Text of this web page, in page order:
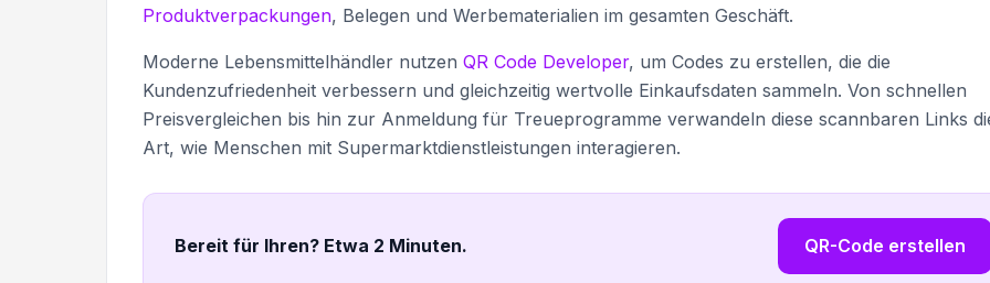
Produktverpackungen, Belegen und Werbematerialien im gesamten Geschäft.
Moderne Lebensmittelhändler nutzen QR Code Developer, um Codes zu erstellen, die die
Kundenzufriedenheit verbessern und gleichzeitig wertvolle Einkaufsdaten sammeln. Von schnellen
Preisvergleichen bis hin zur Anmeldung für Treueprogramme verwandeln diese scannbaren Links
Art, wie Menschen mit Supermarktdienstleistungen interagieren.
Bereit für Ihren? Etwa 2 Minuten. QR-Code erstellen